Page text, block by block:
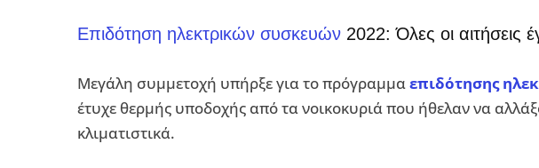
Επιδότηση ηλεκτρικών συσκευών 2022: Όλες οι αιτήσεις
Μεγάλη συμμετοχή υπήρξε για το πρόγραμμαεπιδότησης
έτυχε θερμής υποδοχής από τα νοικοκυριά που ήθελαν να
κλιματιστικά.